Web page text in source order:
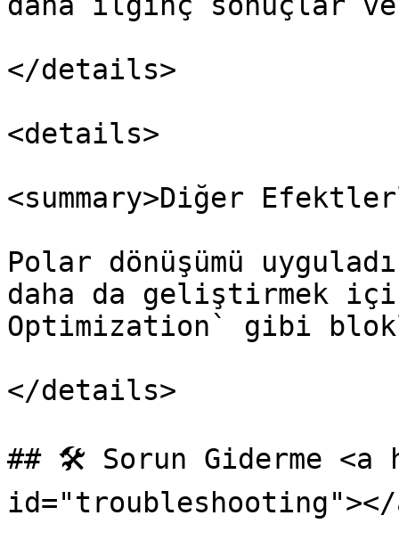
</details>
<details>
<summary>Diğer
Polar dönüşümü
daha da geliştirmek
Optimization` gibi
</details>
## 🛠️ Sorun Giderme
id="troubleshooting"></